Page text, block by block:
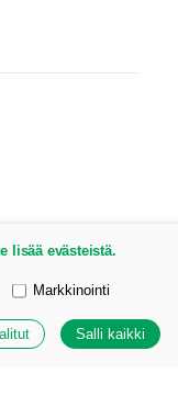
lisää evästeistä.
Markkinointi
Salli kaikki